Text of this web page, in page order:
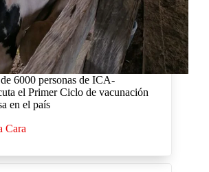
6000 personas de ICA-
el Primer Ciclo de vacunación
en el país
Cara